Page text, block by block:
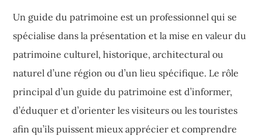
Un guide du patrimoine est un professionnel qui se
spécialise dans la présentation et la mise en valeur du
patrimoine culturel, historique, architectural ou
naturel d’une région ou d’un lieu spécifique. Le rôle
principal d’un guide du patrimoine est d’informer,
d’éduquer et d’orienter les visiteurs ou les touristes
afin qu’ils puissent mieux apprécier et comprendre